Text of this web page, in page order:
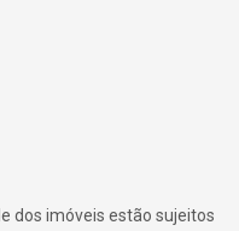
dos imóveis estão sujeitos